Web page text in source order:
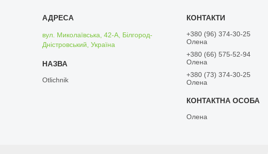
вул. Миколаївська, 42-А, Білгород-
Дністровський, Україна
Otlichnik
+380 (96) 374-30-25
Олена
+380 (66) 575-52-94
Олена
+380 (73) 374-30-25
Олена
Олена